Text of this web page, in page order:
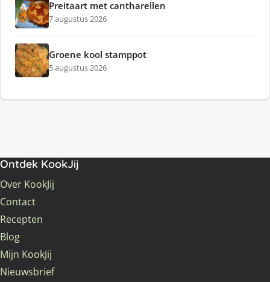
Preitaart met cantharellen
7 augustus 2026
Groene kool stamppot
5 augustus 2026
Ontdek KookJij
Over KookJij
Contact
Recepten
Blog
Mijn KookJij
Nieuwsbrief